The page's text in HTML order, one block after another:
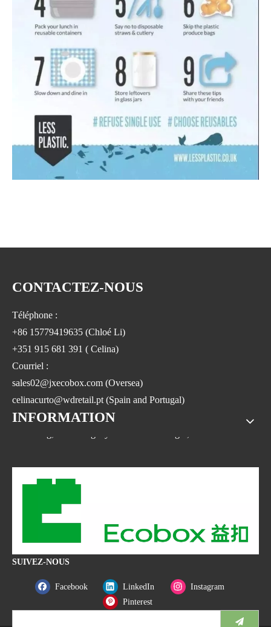
CONTACTEZ-NOUS
Téléphone :
+86 15779419635 (Chloé Li)
+351 915 681 391 ( Celina)
Courriel :
sales02@jxecobox.com (Oversea)
celinacurto@wdretail.pt (Spain and Portugal)
Adresse : n° 1533, n° 2 Jinsha Road, Xiaolan ETDZ, comté de
INFORMATION
SUIVEZ-NOUS
Facebook LinkedIn
Instagram
Pinterest